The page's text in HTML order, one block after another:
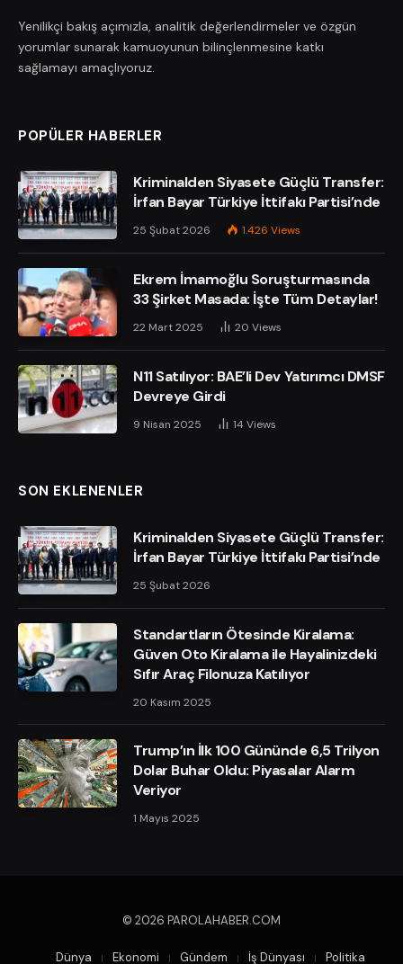
Yenilikçi bakış açımızla, analitik değerlendirmeler ve özgün
yorumlar sunarak kamuoyunun bilinçlenmesine katkı
sağlamayı amaçlıyoruz.
POPÜLER HABERLER
Kriminalden Siyasete Güçlü Transfer:
İrfan Bayar Türkiye İttifakı Partisi’nde
25 Şubat 2026 1.426 Views
Ekrem İmamoğlu Soruşturmasında
33 Şirket Masada: İşte Tüm Detaylar!
22 Mart 2025 20 Views
N11 Satılıyor: BAE’li Dev Yatırımcı DMSF
Devreye Girdi
9 Nisan 2025 14 Views
SON EKLENENLER
Kriminalden Siyasete Güçlü Transfer:
İrfan Bayar Türkiye İttifakı Partisi’nde
25 Şubat 2026
Standartların Ötesinde Kiralama:
Güven Oto Kiralama ile Hayalinizdeki
Sıfır Araç Filonuza Katılıyor
20 Kasım 2025
Trump’ın İlk 100 Gününde 6,5 Trilyon
Dolar Buhar Oldu: Piyasalar Alarm
Veriyor
1 Mayıs 2025
© 2026 PAROLAHABER.COM
Dünya Ekonomi Gündem İş Dünyası Politika